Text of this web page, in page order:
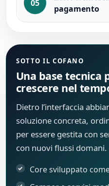
05
pagamento
SOTTO IL COFANO
Una base tecnica
crescere nel
Dietro l’interfaccia
soluzione concreta,
per essere gestita con
con nuovi flussi domani.
Core sviluppato